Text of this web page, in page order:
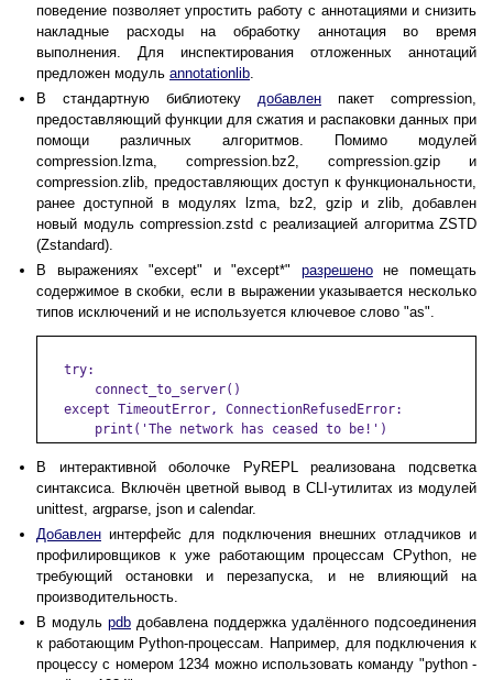
поведение позволяет упростить работу с аннотациями и снизить
накладные расходы на обработку аннотация во время
выполнения. Для инспектирования отложенных аннотаций
предложен модуль annotationlib
В стандартную библиотеку добавлен пакет compression,
предоставляющий функции для сжатия и распаковки данных при
помощи различных алгоритмов. Помимо модулей
compression.lzma, compression.bz2, compression.gzip и
compression.zlib, предоставляющих доступ к функциональности,
ранее доступной в модулях lzma, bz2, gzip и zlib, добавлен
новый модуль compression.zstd с реализацией алгоритма ZSTD
(Zstandard).
В выражениях "except" и "except*" разрешеноне помещать
содержимое в скобки, если в выражении указывается несколько
типов исключений и не используется ключевое слово "as".
   try:
       connect_to_server()
   except TimeoutError, ConnectionRefusedError:
В интерактивной оболочке PyREPL реализована подсветка
синтаксиса. Включён цветной вывод в CLI-утилитах из модулей
unittest, argparse, json и calendar.
Добавлен интерфейс для подключения внешних отладчиков и
профилировщиков к уже работающим процессам CPython, не
требующий остановки и перезапуска, и не влияющий на
производительность.
В модуль pdb добавлена поддержка удалённого подсоединения
к работающим Python-процессам. Например, для подключения к
процессу с номером 1234 можно использовать команду "python -